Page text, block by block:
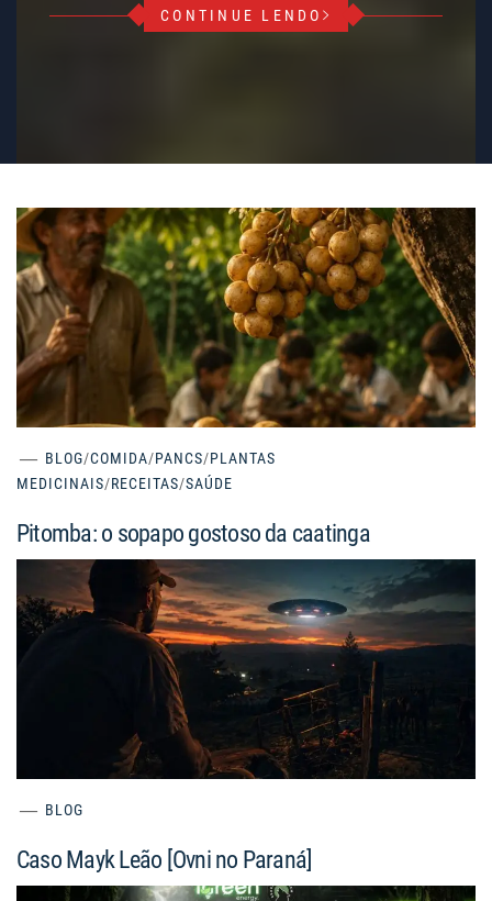
CONTINUE LENDO
BLOG/COMIDA/PANCS/PLANTAS
MEDICINAIS/RECEITAS/SAÚDE
Pitomba: o sopapo gostoso da caatinga
BLOG
Caso Mayk Leão [Ovni no Paraná]